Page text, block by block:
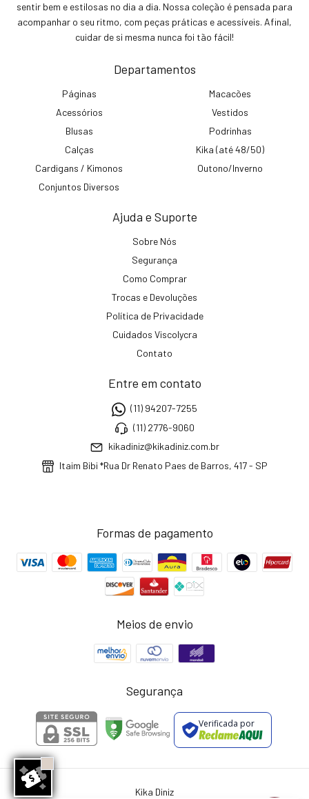
sentir bem e estilosas no dia a dia. Nossa coleção é pensada para
acompanhar o seu ritmo, com peças práticas e acessíveis. Afinal,
cuidar de si mesma nunca foi tão fácil!
Departamentos
Páginas
Acessórios
Blusas
Calças
Cardigans / Kimonos
Conjuntos Diversos
Macacões
Vestidos
Podrinhas
Kika (até 48/50)
Outono/Inverno
Ajuda e Suporte
Sobre Nós
Segurança
Como Comprar
Trocas e Devoluções
Política de Privacidade
Cuidados Viscolycra
Contato
Entre em contato
(11) 94207-7255
(11) 2776-9060
kikadiniz@kikadiniz.com.br
Itaim Bibi *Rua Dr Renato Paes de Barros, 417 - SP
Formas de pagamento
Meios de envio
Segurança
Verificada por
Kika Diniz